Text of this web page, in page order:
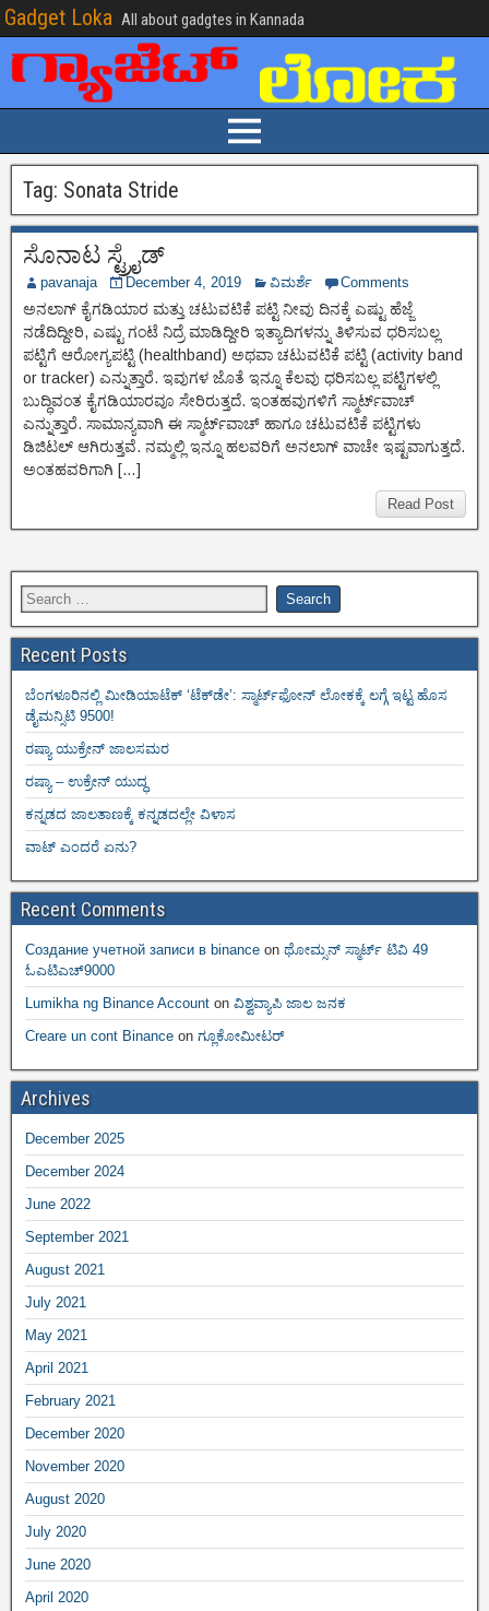
Gadget Loka All about gadgtes in Kannada
Tag: Sonata Stride
ಸೊನಾಟ ಸ್ಟ್ರೈಡ್
pavanaja December 4, 2019 ವಿಮರ್ಶೆ Comments
ಅನಲಾಗ್ ಕೈಗಡಿಯಾರ ಮತ್ತು ಚಟುವಟಿಕೆ ಪಟ್ಟಿ ನೀವು ದಿನಕ್ಕೆ ಎಷ್ಟು ಹೆಜ್ಜೆ
ನಡೆದಿದ್ದೀರಿ, ಎಷ್ಟು ಗಂಟೆ ನಿದ್ರೆ ಮಾಡಿದ್ದೀರಿ ಇತ್ಯಾದಿಗಳನ್ನು ತಿಳಿಸುವ ಧರಿಸಬಲ್ಲ
ಪಟ್ಟಿಗೆ ಆರೋಗ್ಯಪಟ್ಟಿ (healthband) ಅಥವಾ ಚಟುವಟಿಕೆ ಪಟ್ಟಿ (activity band
or tracker) ಎನ್ನುತ್ತಾರೆ. ಇವುಗಳ ಜೊತೆ ಇನ್ನೂ ಕೆಲವು ಧರಿಸಬಲ್ಲ ಪಟ್ಟಿಗಳಲ್ಲಿ
ಬುದ್ಧಿವಂತ ಕೈಗಡಿಯಾರವೂ ಸೇರಿರುತ್ತದೆ. ಇಂತಹವುಗಳಿಗೆ ಸ್ಮಾರ್ಟ್‌ವಾಚ್
ಎನ್ನುತ್ತಾರೆ. ಸಾಮಾನ್ಯವಾಗಿ ಈ ಸ್ಮಾರ್ಟ್‌ವಾಚ್ ಹಾಗೂ ಚಟುವಟಿಕೆ ಪಟ್ಟಿಗಳು
ಡಿಜಿಟಲ್ ಆಗಿರುತ್ತವೆ. ನಮ್ಮಲ್ಲಿ ಇನ್ನೂ ಹಲವರಿಗೆ ಅನಲಾಗ್ ವಾಚೇ ಇಷ್ಟವಾಗುತ್ತದೆ.
ಅಂತಹವರಿಗಾಗಿ […]
Read Post
Recent Posts
ಬೆಂಗಳೂರಿನಲ್ಲಿ ಮೀಡಿಯಾಟೆಕ್‌ ‘ಟೆಕ್‌ಡೇ’: ಸ್ಮಾರ್ಟ್‌ಫೋನ್ ಲೋಕಕ್ಕೆ ಲಗ್ಗೆ ಇಟ್ಟ ಹೊಸ
ಡೈಮನ್ಸಿಟಿ 9500!
ರಷ್ಯಾ ಯುಕ್ರೇನ್ ಜಾಲಸಮರ
ರಷ್ಯಾ – ಉಕ್ರೇನ್ ಯುದ್ಧ
ಕನ್ನಡದ ಜಾಲತಾಣಕ್ಕೆ ಕನ್ನಡದಲ್ಲೇ ವಿಳಾಸ
ವಾಟ್ ಎಂದರೆ ಏನು?
Recent Comments
Создание учетной записи в binance on ಥೋಮ್ಸನ್ ಸ್ಮಾರ್ಟ್‌ ಟಿವಿ 49
ಓಎಟಿಎಚ್9000
Lumikha ng Binance Account on ವಿಶ್ವವ್ಯಾಪಿ ಜಾಲ ಜನಕ
Creare un cont Binance on ಗ್ಲೂಕೋಮೀಟರ್
Archives
December 2025
December 2024
June 2022
September 2021
August 2021
July 2021
May 2021
April 2021
February 2021
December 2020
November 2020
August 2020
July 2020
June 2020
April 2020